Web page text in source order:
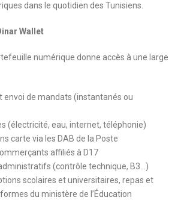
dans le quotidien des Tunisiens.
Wallet
numérique donne accès à une large
envoi de mandats (instantanés ou
(électricité, eau, internet, téléphonie)
carte via les DAB de la Poste
affiliés à D17
(contrôle technique, B3…)
scolaires et universitaires, repas et
du ministère de l’Éducation